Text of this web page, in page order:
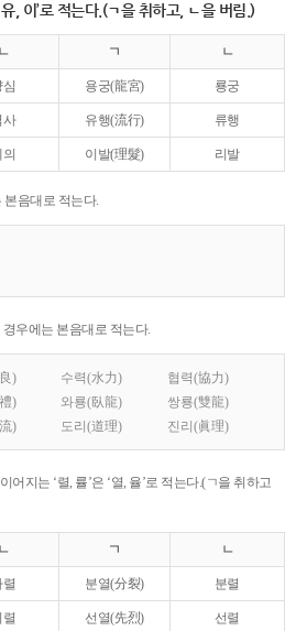
, 이’로 적는다.(ㄱ을 취하고, ㄴ을 버림.)
ㄴ ㄱ ㄴ
심 용궁(龍宮) 룡궁
사 유행(流行) 류행
이발(理髮) 리발
본음대로 적는다.
우에는 본음대로 적는다.
) 수력(水力)
협력(協力)
) 와룡(臥龍)
쌍룡(雙龍)
) 도리(道理) 진리(眞理)
어지는 ‘렬, 률’은 ‘열, 율’로 적는다.(ㄱ을 취하고
ㄴ ㄱ ㄴ
렬 분열(分裂) 분렬
렬 선열(先烈) 선렬